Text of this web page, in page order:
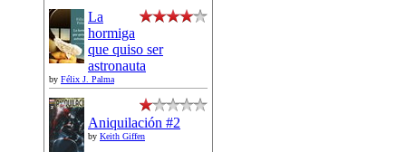
La
hormiga
que quiso ser
astronauta
by Félix J. Palma
Aniquilación #2
by Keith Giffen